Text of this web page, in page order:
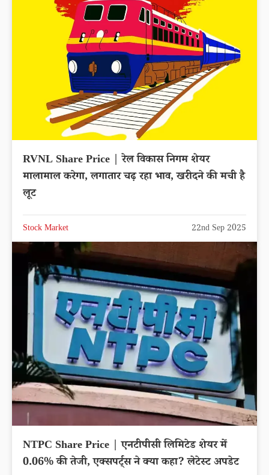
RVNL Share Price | रेल विकास निगम शेयर
मालामाल करेगा, लगातार चढ़ रहा भाव, खरीदने की मची है
लूट
Stock Market 22nd Sep 2025
NTPC Share Price | एनटीपीसी लिमिटेड शेयर में
0.06% की तेजी, एक्सपर्ट्स ने क्या कहा? लेटेस्ट अपडेट